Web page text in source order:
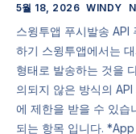
5월 18, 2026 WINDY
스윙투앱 푸시발송 API
하기 스윙투앱에서는
형태로 발송하는 것을
의되지 않은 방식의
에 제한을 받을 수 있습
되는 항목 입니다.